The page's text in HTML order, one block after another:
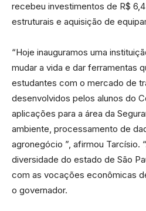
recebeu investimentos de R$
estruturais e aquisição de
“Hoje inauguramos uma
mudar a vida e dar ferramentas
estudantes com o mercado de
desenvolvidos pelos alunos do
aplicações para a área da
ambiente, processamento de
agronegócio ”, afirmou Tarcísio.
diversidade do estado de São
com as vocações econômicas
o governador.